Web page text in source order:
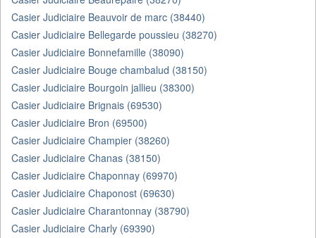
Casier Judiciaire Beauvoir de marc (38440)
Casier Judiciaire Bellegarde poussieu (38270)
Casier Judiciaire Bonnefamille (38090)
Casier Judiciaire Bouge chambalud (38150)
Casier Judiciaire Bourgoin jallieu (38300)
Casier Judiciaire Brignais (69530)
Casier Judiciaire Bron (69500)
Casier Judiciaire Champier (38260)
Casier Judiciaire Chanas (38150)
Casier Judiciaire Chaponnay (69970)
Casier Judiciaire Chaponost (69630)
Casier Judiciaire Charantonnay (38790)
Casier Judiciaire Charly (69390)